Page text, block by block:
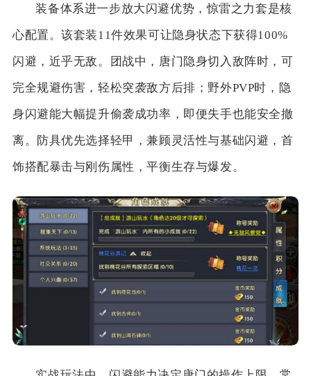
装备体系进一步放大闪避优势，惊雷之力套是核
心配置。该套装11件效果可让隐身状态下获得100%
闪避，近乎无敌。团战中，唐门隐身切入敌阵时，可
完全规避伤害，轻松突袭敌方后排；野外PVP时，隐
身闪避能大幅提升偷袭成功率，即便失手也能安全撤
离。防具优先选择轻甲，兼顾灵活性与基础闪避，首
饰搭配暴击与刚伤属性，平衡生存与爆发。